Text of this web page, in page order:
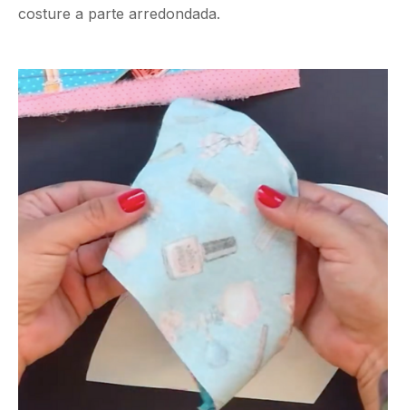
costure a parte arredondada.